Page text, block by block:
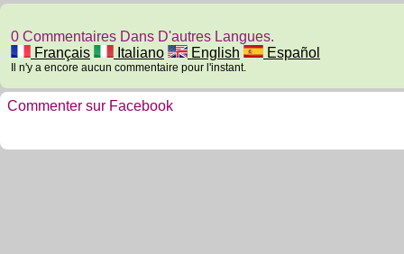
0 Commentaires Dans D'autres Langues.
Français
Italiano English Español
Il n'y a encore aucun commentaire pour l'instant.
Commenter sur Facebook